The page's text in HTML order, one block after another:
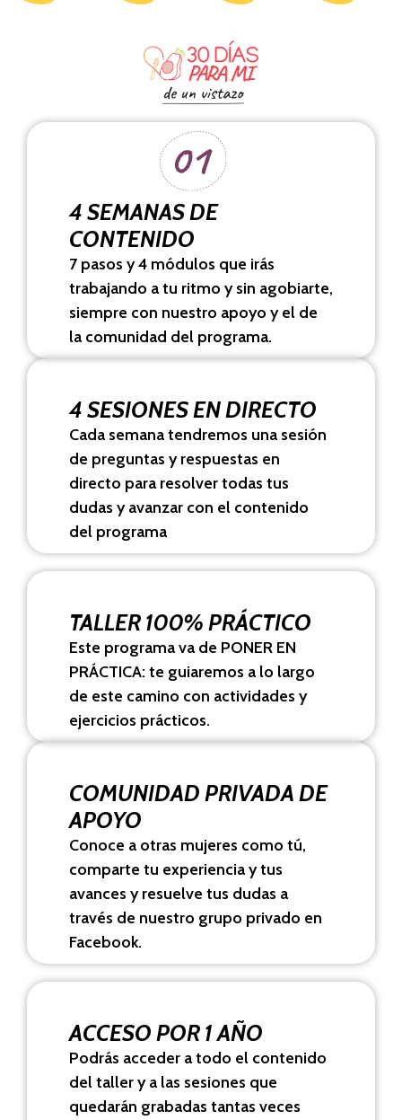
4 SEMANAS DE
CONTENIDO
7 pasos y 4 módulos que irás
trabajando a tu ritmo y sin agobiarte,
siempre con nuestro apoyo y el de
la comunidad del programa.
4 SESIONES EN DIRECTO
Cada semana tendremos una sesión
de preguntas y respuestas en
directo para resolver todas tus
dudas y avanzar con el contenido
del programa
TALLER 100% PRÁCTICO
Este programa va de PONER EN
PRÁCTICA: te guiaremos a lo largo
de este camino con actividades y
ejercicios prácticos.
COMUNIDAD PRIVADA DE
APOYO
Conoce a otras mujeres como tú,
comparte tu experiencia y tus
avances y resuelve tus dudas a
través de nuestro grupo privado en
Facebook.
ACCESO POR 1 AÑO
Podrás acceder a todo el contenido
del taller y a las sesiones que
quedarán grabadas tantas veces